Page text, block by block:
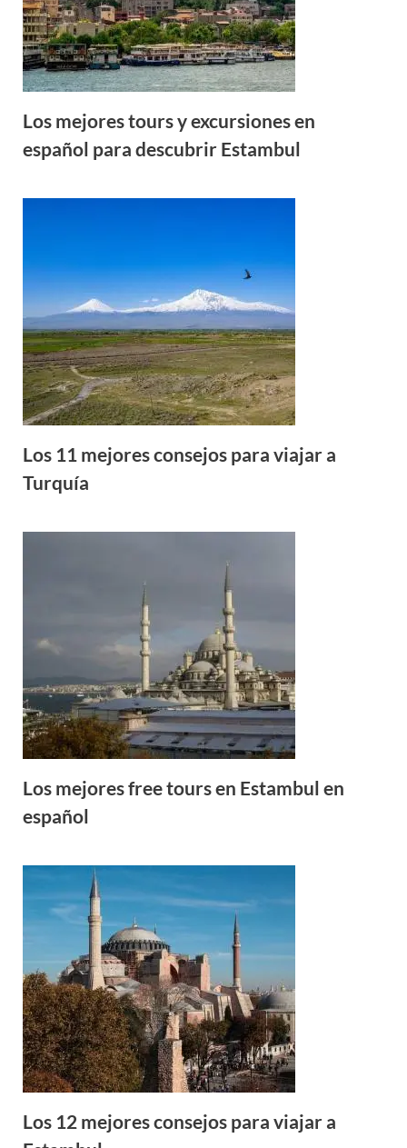
Los mejores tours y excursiones en
español para descubrir Estambul
Los 11 mejores consejos para viajar a
Turquía
Los mejores free tours en Estambul en
español
Los 12 mejores consejos para viajar a